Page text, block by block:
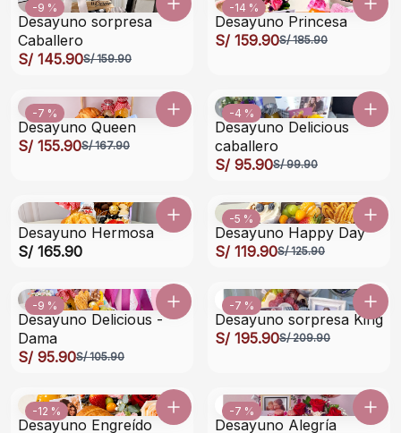
-9 %
Desayuno sorpresa
Caballero
S/ 145.90S/ 159.90
-14 %
Desayuno Princesa
S/ 159.90S/ 185.90
-7 %
Desayuno Queen
S/ 155.90S/ 167.90
-4 %
Desayuno Delicious
caballero
S/ 95.90S/ 99.90
Desayuno Hermosa
S/ 165.90
-5 %
Desayuno Happy Day
S/ 119.90S/ 125.90
-9 %
Desayuno Delicious -
Dama
S/ 95.90S/ 105.90
-7 %
Desayuno sorpresa King
S/ 195.90S/ 209.90
-12 %
Desayuno Engreído
-7 %
Desayuno Alegría